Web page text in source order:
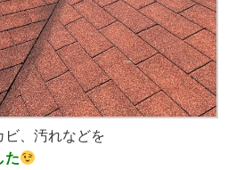
、汚れなどを
た